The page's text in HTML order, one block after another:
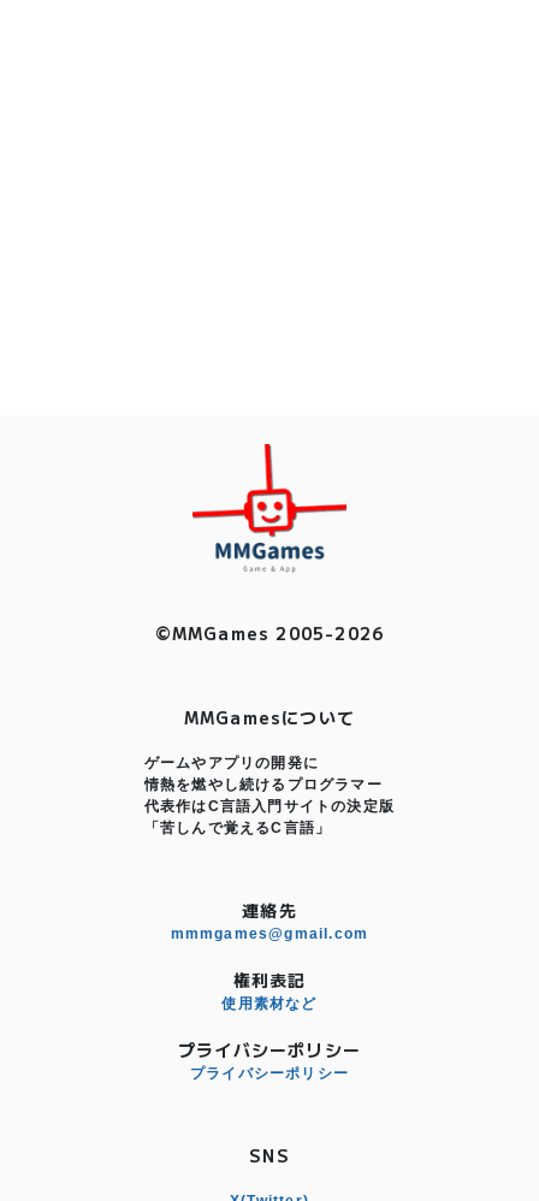
©MMGames 2005-2026
MMGamesについて
ゲームやアプリの開発に
情熱を燃やし続けるプログラマー
代表作はC言語入門サイトの決定版
「苦しんで覚えるC言語」
連絡先
mmmgames@gmail.com
権利表記
使用素材など
プライバシーポリシー
プライバシーポリシー
SNS